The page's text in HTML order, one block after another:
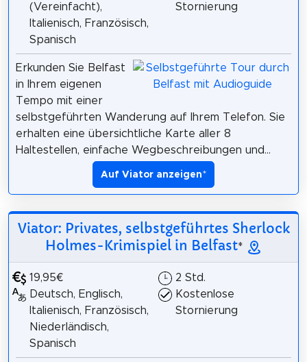
(Vereinfacht),
Italienisch, Französisch,
Spanisch
Stornierung
Erkunden Sie Belfast
in Ihrem eigenen
Tempo mit einer
selbstgeführten Wanderung auf Ihrem Telefon. Sie
erhalten eine übersichtliche Karte aller 8
Haltestellen, einfache Wegbeschreibungen und...
Auf Viator anzeigen*
Viator: Privates, selbstgeführtes Sherlock
Holmes-Krimispiel in Belfast*
19,95€
Deutsch, Englisch,
Italienisch, Französisch,
Niederländisch,
Spanisch
2 Std.
Kostenlose
Stornierung